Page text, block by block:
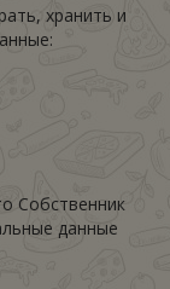
хранить и
Собственник
данные